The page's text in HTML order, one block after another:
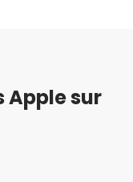
Apple sur